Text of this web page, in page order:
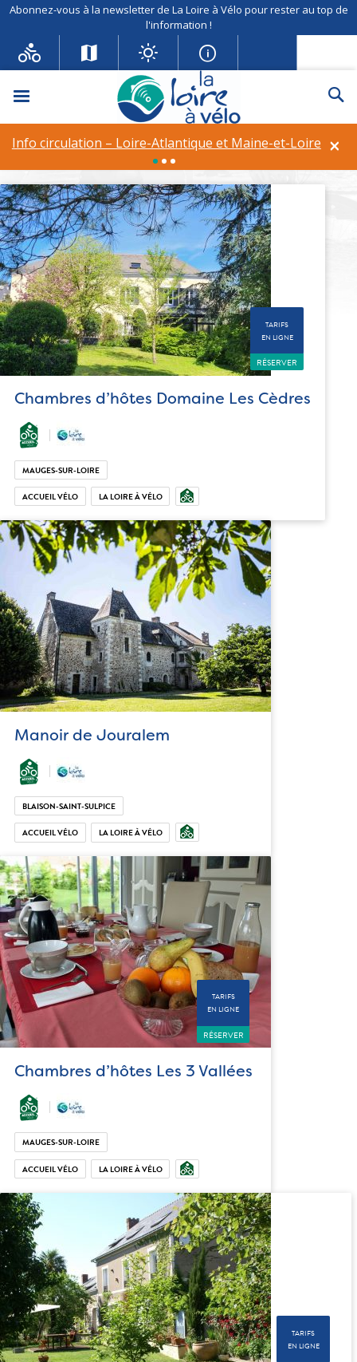
Abonnez-vous à la newsletter de La Loire à Vélo pour rester au top de
l'information !
Menu
×
Info circulation – Loire-Atlantique et Maine-et-Loire
Domaine Saint-Hilaire
Trigramme :Chambres d’hôtes
TARIFS
EN LIGNE
RÉSERVER
Chambres d’hôtes Domaine Les Cèdres
MAUGES-SUR-LOIRE
ACCUEIL VÉLO LA LOIRE À VÉLO
Manoir de Jouralem
BLAISON-SAINT-SULPICE
ACCUEIL VÉLO LA LOIRE À VÉLO
TARIFS
EN LIGNE
RÉSERVER
Chambres d’hôtes Les 3 Vallées
MAUGES-SUR-LOIRE
ACCUEIL VÉLO LA LOIRE À VÉLO
TARIFS
EN LIGNE